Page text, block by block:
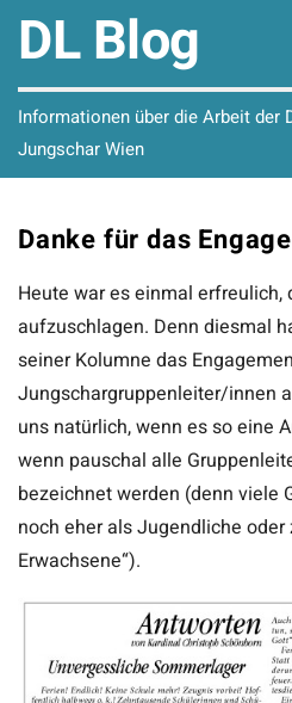
DL Blog
Informationen über die Arbeit der
Jungschar Wien
Danke für das
Heute war es einmal erfreulich,
aufzuschlagen. Denn diesmal
seiner Kolumne das
Jungschargruppenleiter/innen
uns natürlich, wenn es so eine
wenn pauschal alle
bezeichnet werden (denn viele
noch eher als Jugendliche
Erwachsene“).